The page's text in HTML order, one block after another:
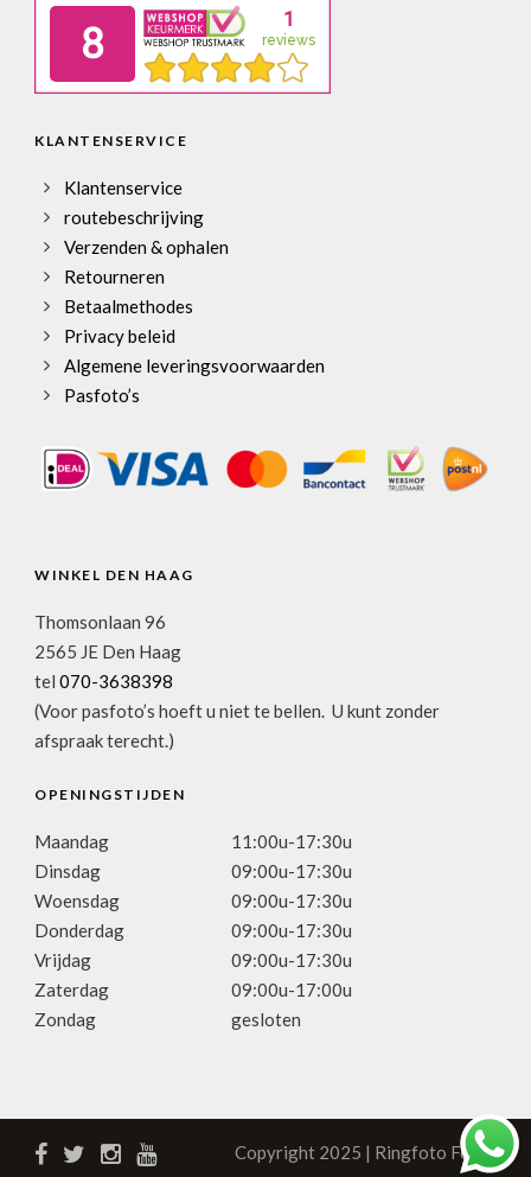
KLANTENSERVICE
Klantenservice
routebeschrijving
Verzenden & ophalen
Retourneren
Betaalmethodes
Privacy beleid
Algemene leveringsvoorwaarden
Pasfoto’s
WINKEL DEN HAAG
Thomsonlaan 96
2565 JE Den Haag
tel 070-3638398
(Voor pasfoto’s hoeft u niet te bellen. U kunt zonder
afspraak terecht.)
OPENINGSTIJDEN
Maandag
11:00u-17:30u
Dinsdag
09:00u-17:30u
Woensdag
09:00u-17:30u
Donderdag
09:00u-17:30u
Vrijdag
09:00u-17:30u
Zaterdag
09:00u-17:00u
Zondag
gesloten
Copyright 2025 | Ringfoto Focus